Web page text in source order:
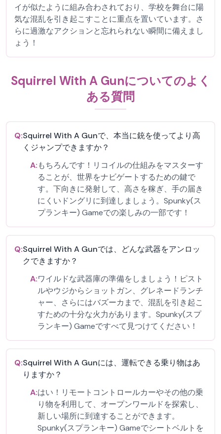
イが似たように組み合わされており、学校を舞台に陽
気な混乱を引き起こすことに重点を置いています。さ
らに過激なアクションと忘れられない瞬間に備えまし
ょう！
Squirrel With A Gunについてのよく
ある質問
Q:Squirrel With A Gunで、本当に銃を使ってより高
くジャンプできますか？
A:もちろんです！リコイルの仕組みをマスターす
ることが、世界をナビゲートするための鍵で
す。下向きに発射して、高さを稼ぎ、手の届き
にくいドングリに到達しましょう。Spunky(ス
プランキー) Gameでの楽しみの一部です！
Q:Squirrel With A Gunでは、どんな武器をアンロッ
クできますか？
A:ワイルドな武器庫の準備をしましょう！ピスト
ルやウジからショットガン、グレネードランチ
ャー、さらにはバズーカまで、混乱を引き起こ
すための十分な火力があります。Spunky(スプ
ランキー) Gameですべて見つけてください！
Q:Squirrel With A Gunには、運転できる乗り物はあ
りますか？
A:はい！リモートコントロールカーやその他の乗
り物を利用して、オープンワールドを探索し、
新しい場所に到達することができます。
Spunky(スプランキー) Gameでシートベルトを